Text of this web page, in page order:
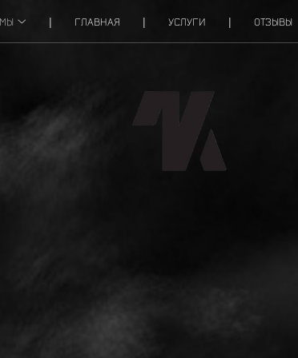
ГЛАВНАЯ УСЛУГИ ОТЗЫВЫ